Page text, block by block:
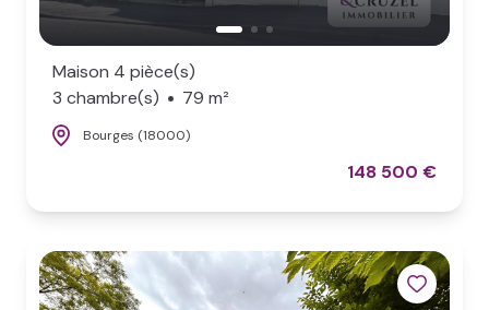
Maison 4 pièce(s)
3 chambre(s)
79 m²
Bourges (18000)
148 500 €